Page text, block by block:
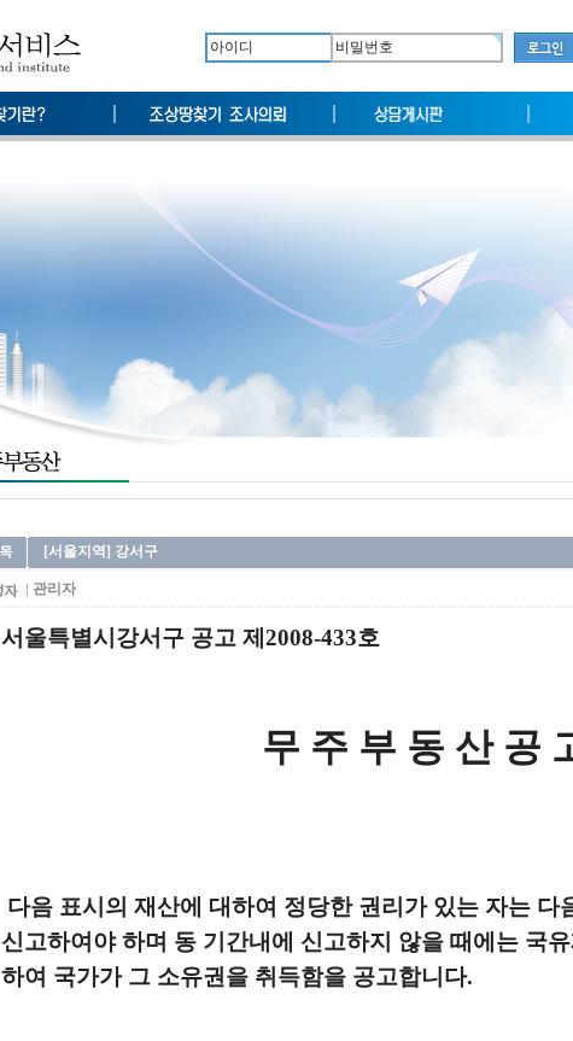
[서울지역] 강서구
관리자
서울특별시강서구 공고 제2008-433호
무 주 부 동 산 공
다음 표시의 재산에 대하여 정당한 권리가 있는 자는 다
신고하여야 하며 동 기간내에 신고하지 않을 때에는 국
하여 국가가 그 소유권을 취득함을 공고합니다.